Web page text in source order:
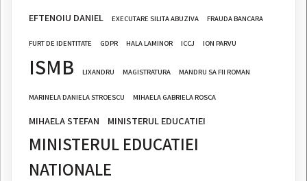
EFTENOIU DANIEL EXECUTARE SILITA ABUZIVA FRAUDA BANCARA
FURT DE IDENTITATE GDPR HALA LAMINOR ICCJ ION PARVU
ISMB LIXANDRU MAGISTRATURA MANDRU SA FII ROMAN
MARINELA DANIELA STROESCU MIHAELA GABRIELA ROSCA
MIHAELA STEFAN MINISTERUL EDUCATIEI
MINISTERUL EDUCATIEI
NATIONALE